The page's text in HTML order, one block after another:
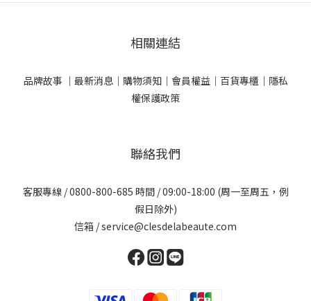
相關連結
品牌故事 ｜ 最新消息｜ 購物須知｜ 會員權益｜ 百貨專櫃｜ 隱私
權保護政策
聯絡我們
客服專線 / 0800-800-685 時間 / 09:00-18:00 (周一至周五，例
假日除外)
信箱 / service@clesdelabeaute.com